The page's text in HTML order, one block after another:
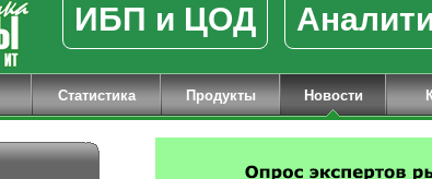
ИБП и ЦОД
Статистика Продукты Новости